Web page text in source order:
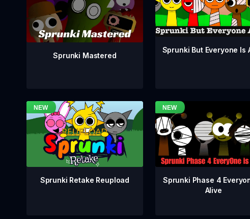
Sprunki Mastered
Sprunki But Everyone Is
Sprunki Retake Reupload
Sprunki Phase 4
Alive